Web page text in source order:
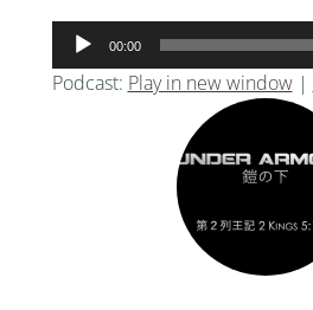
声
プ
00:00
Podcast: Play in new window|